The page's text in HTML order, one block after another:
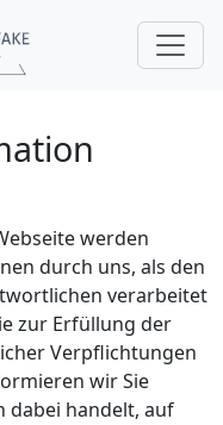
werden
durch uns, als den
verarbeitet
zur Erfüllung der
Verpflichtungen
wir Sie
dabei handelt, auf